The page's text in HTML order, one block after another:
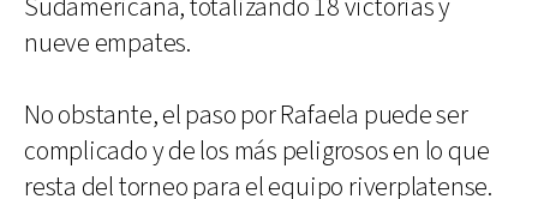
Sudamericana, totalizando 18 victorias y
nueve empates.
No obstante, el paso por Rafaela puede ser
complicado y de los más peligrosos en lo que
resta del torneo para el equipo riverplatense.